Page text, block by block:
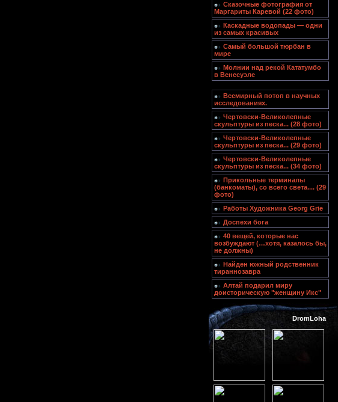
Сказочные фотография от
Маргариты Каревой (22 фото)
Каскадные водопады — одни
из самых красивых
Самый большой тюрбан в
мире
Молнии над рекой Кататумбо
в Венесуэле
Всемирный потоп в научных
исследованиях.
Чертовски-Великолепные
скульптуры из песка... (28 фото)
Чертовски-Великолепные
скульптуры из песка... (29 фото)
Чертовски-Великолепные
скульптуры из песка... (34 фото)
Прикольные терминалы
(банкоматы), со всего света.... (29
фото)
Работы Художника Georg Grie
Доспехи бога
40 вещей, которые нас
возбуждают (…хотя, казалось бы,
не должны)
Найден южный родственник
тираннозавра
Алтай подарил миру
доисторическую "женщину Икс"
DromLoha